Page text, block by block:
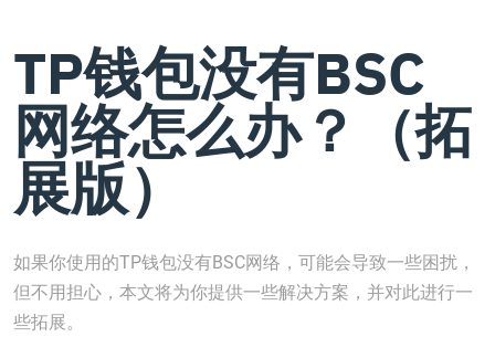
TP钱包没有BSC
网络怎么办？（拓
展版）
如果你使用的TP钱包没有BSC网络，可能会导致一些困扰，
但不用担心，本文将为你提供一些解决方案，并对此进行一
些拓展。